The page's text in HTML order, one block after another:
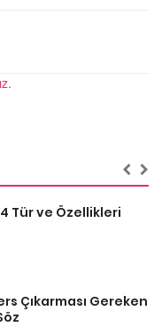
Tür ve Özellikleri
Çıkarması Gereken